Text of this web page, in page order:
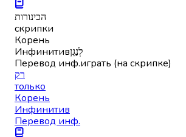
הכינורות
скрипки
Корень
Инфинитивלְנַגֵּן
Перевод инф.играть (на скрипке)
רק
только
Корень
Инфинитив
Перевод инф.